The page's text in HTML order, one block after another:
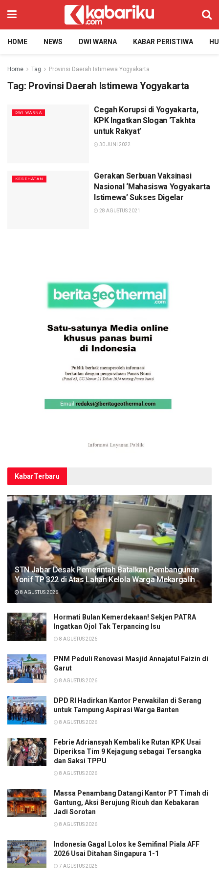
HOME NEWS DWI WARNA KABAR PERISTIWA
Home Tag Provinsi Daerah Istimewa Yogyakarta
Tag: Provinsi Daerah Istimewa Yogyakarta
DWI WARNA
Cegah Korupsi di Yogyakarta,
KPK Ingatkan Slogan ‘Takhta
untuk Rakyat’
30 JUNI 2022
KESEHATAN
Gerakan Serbuan Vaksinasi
Nasional ‘Mahasiswa Yogyakarta
Istimewa’ Sukses Digelar
28 AGUSTUS 2021
KabarTerbaru
STN Jabar Desak Pemerintah Batalkan Pembangunan
Yonif TP 322 di Atas Lahan Kelola Warga Mekargalih
8 AGUSTUS 2026
Hormati Bulan Kemerdekaan! Sekjen PATRA
Ingatkan Ojol Tak Terpancing Isu
8 AGUSTUS 2026
PNM Peduli Renovasi Masjid Annajatul Faizin di
Garut
8 AGUSTUS 2026
DPD RI Hadirkan Kantor Perwakilan di Serang
untuk Tampung Aspirasi Warga Banten
8 AGUSTUS 2026
Febrie Adriansyah Kembali ke Rutan KPK Usai
Diperiksa Tim 9 Kejagung sebagai Tersangka
dan Saksi TPPU
8 AGUSTUS 2026
Massa Penambang Datangi Kantor PT Timah di
Gantung, Aksi Berujung Ricuh dan Kebakaran
Jadi Sorotan
8 AGUSTUS 2026
Indonesia Gagal Lolos ke Semifinal Piala AFF
2026 Usai Ditahan Singapura 1-1
7 AGUSTUS 2026